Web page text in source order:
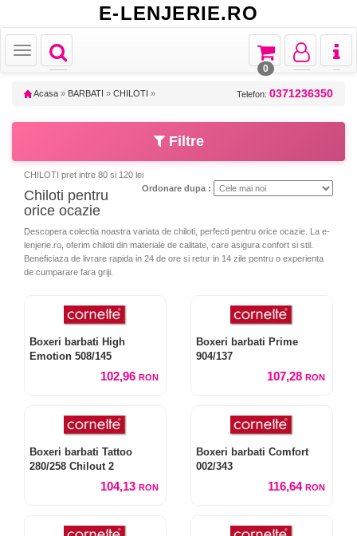
E-LENJERIE.RO
Toggle
navigation
Toggle
Toggle
navigation
Toggle
navigation
Toggle
navigation
0
Acasa » BARBATI » CHILOTI » Telefon: 0371236350
Filtre
CHILOTI pret intre 80 si 120 lei
Ordonare dupa :
Chiloti pentru
orice ocazie
Descopera colectia noastra variata de chiloti, perfecti pentru orice ocazie. La e-
lenjerie.ro, oferim chiloti din materiale de calitate, care asigura confort si stil.
Beneficiaza de livrare rapida in 24 de ore si retur in 14 zile pentru o experienta
de cumparare fara griji.
Boxeri barbati High
Emotion 508/145
102,96 RON
Boxeri barbati Prime
904/137
107,28 RON
Boxeri barbati Tattoo
280/258 Chilout 2
104,13 RON
Boxeri barbati Comfort
002/343
116,64 RON